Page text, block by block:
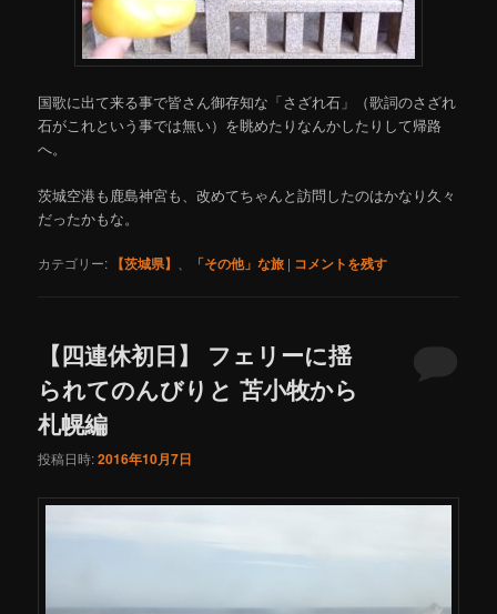
国歌に出て来る事で皆さん御存知な「さざれ石」（歌詞のさざれ
石がこれという事では無い）を眺めたりなんかしたりして帰路
へ。
茨城空港も鹿島神宮も、改めてちゃんと訪問したのはかなり久々
だったかもな。
カテゴリー: 【茨城県】 「その他」な旅 | コメントを残す
【四連休初日】 フェリーに揺
られてのんびりと 苫小牧から
札幌編
投稿日時:2016年10月7日